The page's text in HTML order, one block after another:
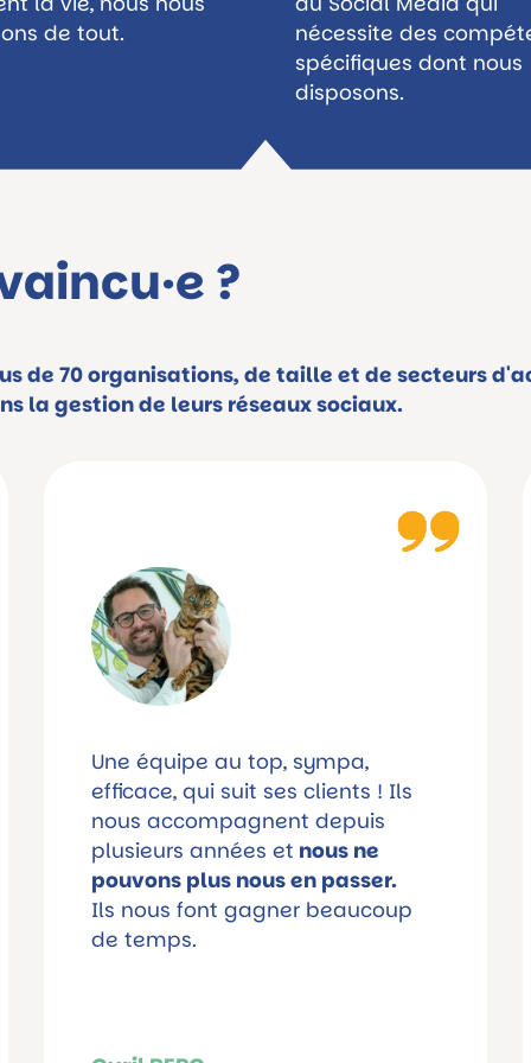
de tout.
nécessite des
spécifiques dont nous
disposons.
?
de 70 organisations, de taille et de secteurs
la gestion de leurs réseaux sociaux.
Une équipe au top, sympa,
efficace, qui suit ses clients ! Ils
nous accompagnent depuis
plusieurs années et nous ne
pouvons plus nous en passer.
Ils nous font gagner beaucoup
de temps.